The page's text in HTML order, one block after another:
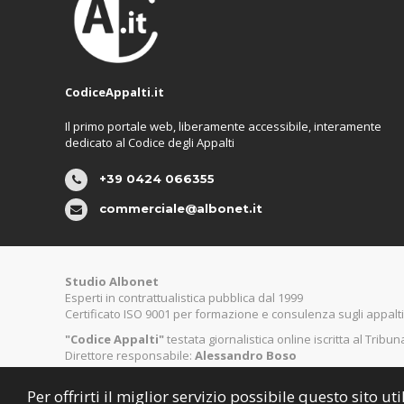
Per offrirti il miglior servizio possibile questo sito
CodiceAppalti.it
Il primo portale web, liberamente accessibile, interamente
dedicato al Codice degli Appalti
+39 0424 066355
commerciale@albonet.it
Studio Albonet
Esperti in contrattualistica pubblica dal 1999
Certificato ISO 9001 per formazione e consulenza sugli appalti
"Codice Appalti"testata giornalistica online iscritta al
Direttore responsabile: Alessandro Boso